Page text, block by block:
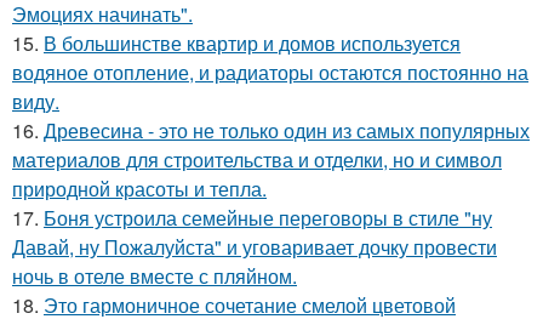
Эмоциях начинать".
15. В большинстве квартир и домов используется
водяное отопление, и радиаторы остаются постоянно на
виду.
16. Древесина - это не только один из самых популярных
материалов для строительства и отделки, но и символ
природной красоты и тепла.
17. Боня устроила семейные переговоры в стиле "ну
Давай, ну Пожалуйста" и уговаривает дочку провести
ночь в отеле вместе с пляйном.
18. Это гармоничное сочетание смелой цветовой